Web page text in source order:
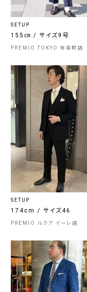
SETUP
155㎝ / サイズ9号
PREMIO TOKYO 有楽町店
SETUP
174cm / サイズ46
PREMIO ルクア イーレ店